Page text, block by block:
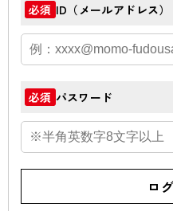
必須 ID（メールアドレス）
必須 パスワード
ロ